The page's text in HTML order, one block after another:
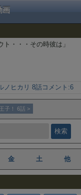
画
・・・その時彼は」
ノヒカリ 8話 コメント:6
子！ 6話 >
金 土 他